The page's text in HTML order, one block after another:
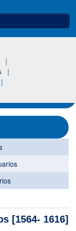
[1564- 1616]